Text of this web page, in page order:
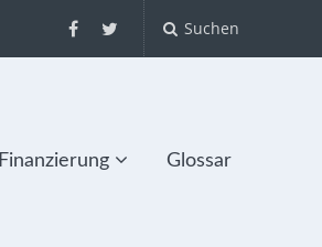
Suchen
Finanzierung Glossar